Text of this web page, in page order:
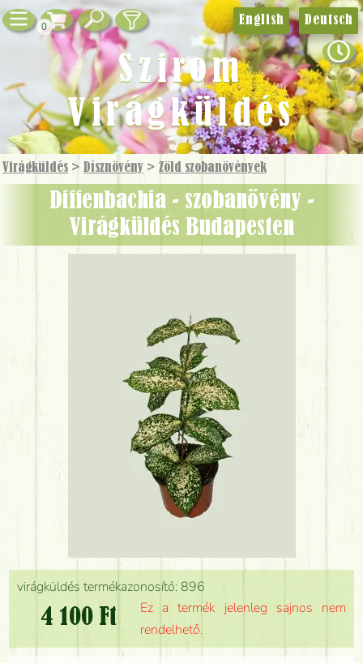
0
Virágküldés > Dísznövény >Zöld szobanövények
diffenbachia - szobanövény -
Virágküldés Budapesten
virágküldés termékazonosító: 896
4 100 Ft
Ez a termék jelenleg sajnos nem
rendelhető.
English Deutsch
Szirom
Virágküldés